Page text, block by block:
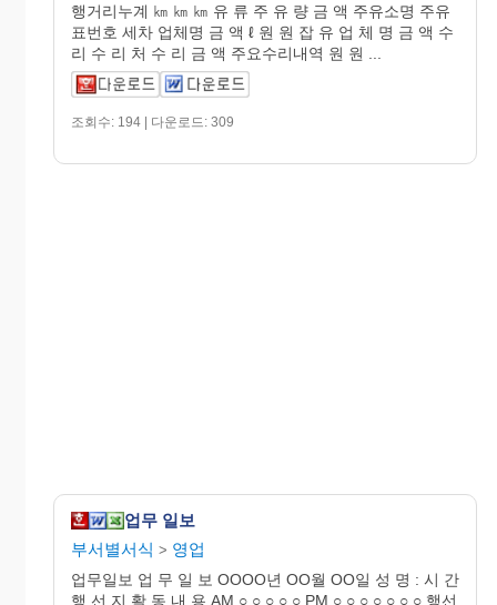
행거리누계 ㎞ ㎞ ㎞ 유 류 주 유 량 금 액 주유소명 주유
표번호 세차 업체명 금 액 ℓ 원 원 잡 유 업 체 명 금 액 수
리 수 리 처 수 리 금 액 주요수리내역 원 원 ...
조회수: 194 | 다운로드: 309
업무 일보
부서별서식 > 영업
업무일보 업 무 일 보 OOOO년 OO월 OO일 성 명 : 시 간
행 선 지 활 동 내 용 AM ○ ○ ○ ○ ○ PM ○ ○ ○ ○ ○ ○ ○ 행선